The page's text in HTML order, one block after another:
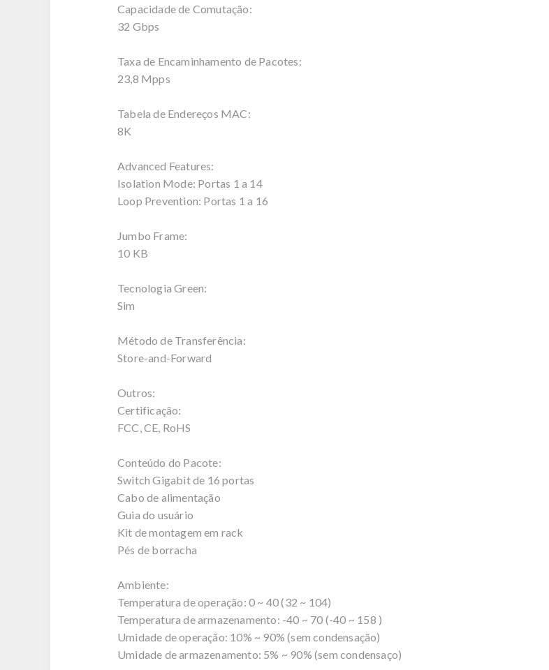
Capacidade de Comutação:
32 Gbps
Taxa de Encaminhamento de Pacotes:
23,8 Mpps
Tabela de Endereços MAC:
8K
Advanced Features:
Isolation Mode: Portas 1 a 14
Loop Prevention: Portas 1 a 16
Jumbo Frame:
10 KB
Tecnologia Green:
Sim
Método de Transferência:
Store-and-Forward
Outros:
Certificação:
FCC, CE, RoHS
Conteúdo do Pacote:
Switch Gigabit de 16 portas
Cabo de alimentação
Guia do usuário
Kit de montagem em rack
Pés de borracha
Ambiente:
Temperatura de operação: 0 ~ 40 (32 ~ 104)
Temperatura de armazenamento: -40 ~ 70 (-40 ~ 158 )
Umidade de operação: 10% ~ 90% (sem condensação)
Umidade de armazenamento: 5% ~ 90% (sem condensaço)